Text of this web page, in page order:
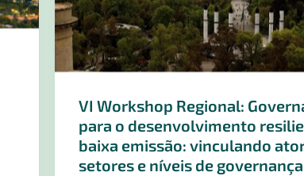
VI Workshop Regional:
para o desenvolvimento
baixa emissão: vinculando
setores e níveis de governança